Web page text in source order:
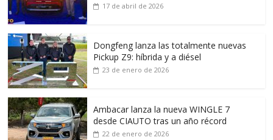
17 de abril de 2026
Dongfeng lanza las totalmente nuevas
Pickup Z9: híbrida y a diésel
23 de enero de 2026
Ambacar lanza la nueva WINGLE 7
desde CIAUTO tras un año récord
22 de enero de 2026